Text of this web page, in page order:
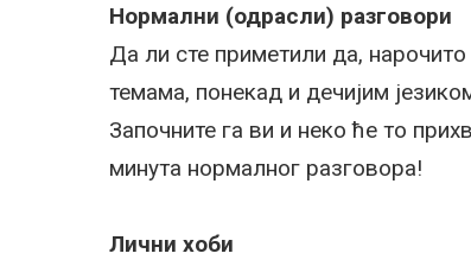
Нормални (одрасли) разговори
Да ли сте приметили да,
темама, понекад и дечијим
Започните га ви и неко ће то
минута нормалног разговора!
Лични хоби